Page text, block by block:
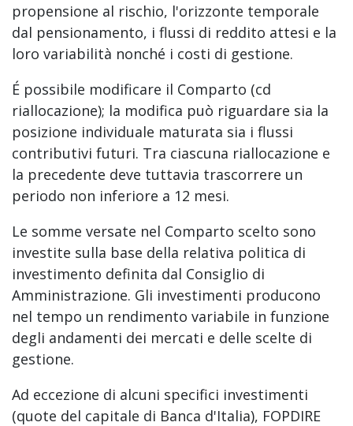
propensione al rischio, l'orizzonte temporale
dal pensionamento, i flussi di reddito attesi e la
loro variabilità nonché i costi di gestione.
É possibile modificare il Comparto (cd
riallocazione); la modifica può riguardare sia la
posizione individuale maturata sia i flussi
contributivi futuri. Tra ciascuna riallocazione e
la precedente deve tuttavia trascorrere un
periodo non inferiore a 12 mesi.
Le somme versate nel Comparto scelto sono
investite sulla base della relativa politica di
investimento definita dal Consiglio di
Amministrazione. Gli investimenti producono
nel tempo un rendimento variabile in funzione
degli andamenti dei mercati e delle scelte di
gestione.
Ad eccezione di alcuni specifici investimenti
(quote del capitale di Banca d'Italia), FOPDIRE